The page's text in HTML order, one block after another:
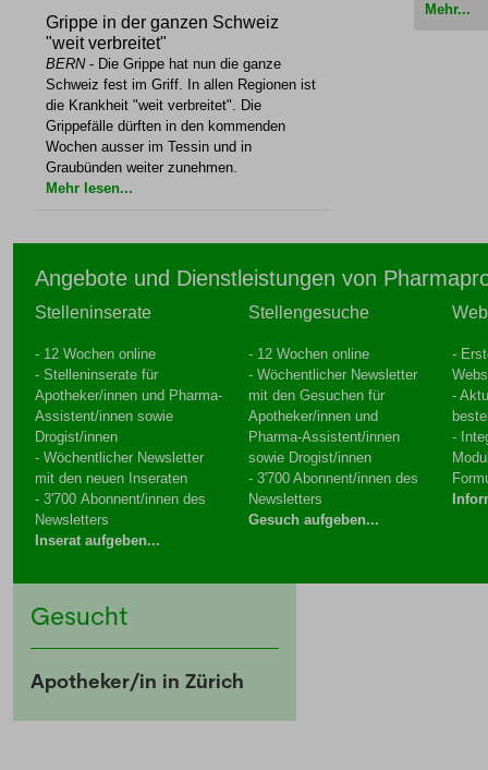
Grippe in der ganzen Schweiz
"weit verbreitet"
BERN- Die Grippe hat nun die ganze
Schweiz fest im Griff. In allen Regionen ist
die Krankheit "weit verbreitet". Die
Grippefälle dürften in den kommenden
Wochen ausser im Tessin und in
Graubünden weiter zunehmen.
Mehr lesen...
Mehr...
Angebote und Dienstleistungen von
Stelleninserate
- 12 Wochen online
- Stelleninserate für
Apotheker/innen und Pharma-
Assistent/innen sowie
Drogist/innen
- Wöchentlicher Newsletter
mit den neuen Inseraten
- 3'700 Abonnent/innen des
Newsletters
Inserat aufgeben...
Stellengesuche
- 12 Wochen online
- Wöchentlicher Newsletter
mit den Gesuchen für
Apotheker/innen und
Pharma-Assistent/innen
sowie Drogist/innen
- 3'700 Abonnent/innen des
Newsletters
Gesuch aufgeben...
-
-
-
Gesucht
Apotheker/in in Zürich